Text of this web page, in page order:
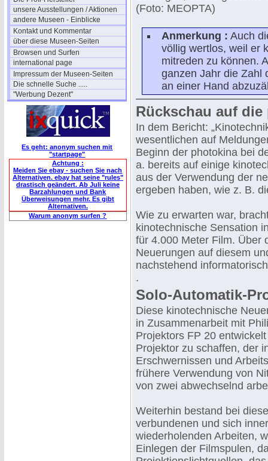
unsere Ausstellungen / Aktionen
andere Museen - Einblicke
Kontakt und Kommentar
über diese Museen-Seiten
Browsen und Surfen
international page
Impressum der Museen-Seiten
Die schnelle Suche .....
"Werbung Dezent"
Es geht: anonym suchen mit
"startpage"
Achtung :
Meiden Sie ebay - suchen Sie nach
Alternativen. ebay hat seine "rules"
drastisch geändert. Ab Juli keine
Barzahlungen und Bank
Überweisungen mehr. Es gibt
Alternativen.
Warum anonym surfen ?
(Foto: MEOPTA)
Anmerkung : Auch
völlig wertlos, weil er
mitreden zu können.
ganzen Jahr die Zahl
an einer Hand
Rückschau auf
In dem Bericht:
wesentlichen auf
Beginn der photokina bei
a. bereits auf einige
aus der Verwendung der
ergeben haben, wie z. B.
Wie zu erwarten war,
kinotechnische Sensation
für 4.000 Meter Film. Über
Neuerungen auf diesem
nachstehend
.
Solo-Automatik-
Diese kinotechnische
in Zusammenarbeit mit
Projektors FP 20
Projektor zu schaffen, der
Erschwernissen und
frühere Verwendung von
von zwei abwechselnd
Weiterhin bestand bei
verbundenen und sich
wiederholenden Arbeiten,
Einlegen der Filmspulen,